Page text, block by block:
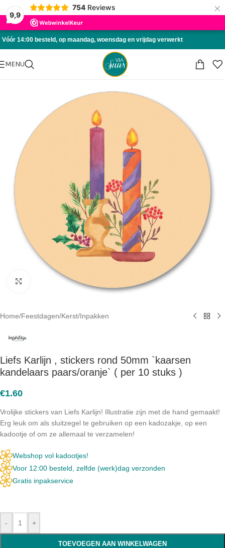
9,9
754 Reviews ×
Skip to navigation
Skip to main content
Vóór 14:00 besteld, op maandag, woensdag en vrijdag verwerkt
MENU
Click to enlarge
Home/Feestdagen/Kerst/Inpakken
Liefs Karlijn , stickers rond 50mm `kaarsen
kandelaars paars/oranje` ( per 10 stuks )
€1.60
Vrolijke stickers van Liefs Karlijn! Illustratie zijn met de hand gemaakt!
Erg leuk om als sluitzegel te gebruiken op een kadozakje, op een
kadootje of om ze allemaal te verzamelen!
Webshop vol kadootjes!
Voor 12:00 besteld, zelfde (werk)dag verzonden
Gratis inpakservice
- +
TOEVOEGEN AAN WINKELWAGEN